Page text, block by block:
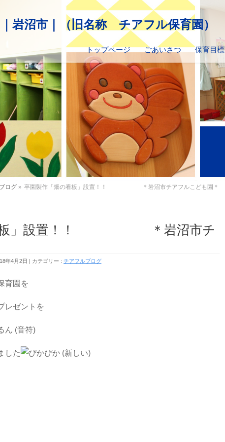
トップページ ごあいさつ 保育目標
ログ » 卒園製作「畑の看板」設置！！ ＊岩沼市チアフルこども園＊
看板」設置！！ ＊岩沼市チ
年4月2日 カテゴリー : チアフルブログ
育園を
レゼントを
した